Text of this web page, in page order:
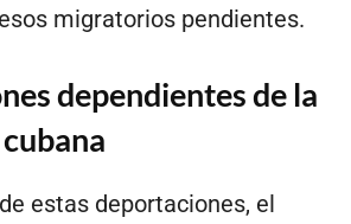
migratorios pendientes.
dependientes de la
estas deportaciones, el